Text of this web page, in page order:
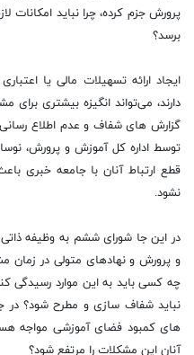
پرورش جزم کرده، چرا نباید امکانات
برسد؟
ایجاد ارائه تسهیلات مالی یا
دارند، می‌تواند انگیزه بیشتری برای
گزارش های شفاف و عدم اطلاع
توسط اداره کل آموزش و پرورش،
قطع ارتباط آنان با جامعه خبری
نشود.
در این جا شورای ششم به وظیفه
و پرورش و نهادهای متولی در
چه کسی باید به این موارد رسیدگی
نباید شفاف سازی و مطرح شود؟ در
های کمبود فضای آموزشی مواجه
آنان این مشکلات را مرتفع شود؟